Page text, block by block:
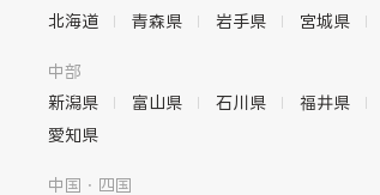
北海道
青森県 岩手県 宮城県
中部
新潟県
富山県 石川県 福井県
愛知県
中国・四国